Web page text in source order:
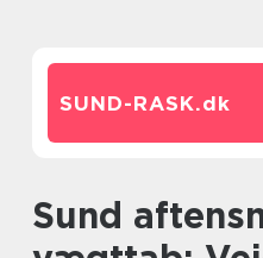
SUND-RASK.dk
Sund aftensmad til